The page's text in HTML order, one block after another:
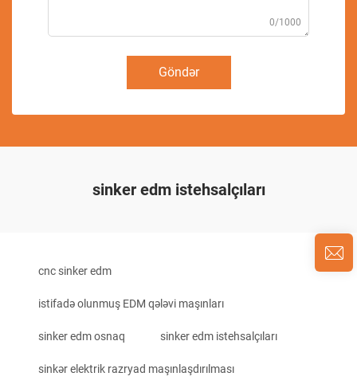
0/1000
Göndər
sinker edm istehsalçıları
cnc sinker edm
istifadə olunmuş EDM qələvi maşınları
sinker edm osnaq sinker edm istehsalçıları
sinkər elektrik razryad maşınlaşdırılması